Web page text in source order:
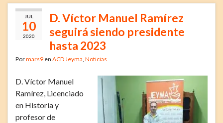
JUL
10
2020
D. Víctor Manuel Ramírez
seguirá siendo presidente
hasta 2023
Pormars9 en ACD Jeyma Noticias
D. Víctor Manuel
Ramírez, Licenciado
en Historia y
profesor de